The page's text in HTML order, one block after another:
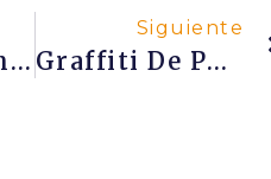
Visita Al Templo De Thanjavur
Siguiente
Graffiti De Poch Y Rock En La India